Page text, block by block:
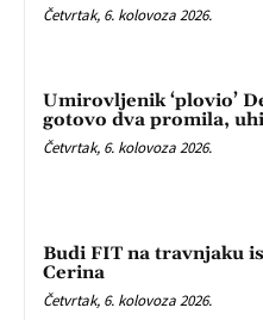
Četvrtak, 6. kolovoza 2026.
Umirovljenik ‘plovio’
gotovo dva promila,
Četvrtak, 6. kolovoza 2026.
Budi FIT na travnjaku
Cerina
Četvrtak, 6. kolovoza 2026.